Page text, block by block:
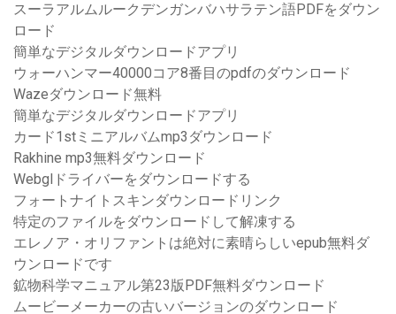
スーラアルムルークデンガンバハサラテン語PDFをダウン
ロード
簡単なデジタルダウンロードアプリ
ウォーハンマー40000コア8番目のpdfのダウンロード
Wazeダウンロード無料
簡単なデジタルダウンロードアプリ
カード1stミニアルバムmp3ダウンロード
Rakhine mp3無料ダウンロード
Webglドライバーをダウンロードする
フォートナイトスキンダウンロードリンク
特定のファイルをダウンロードして解凍する
エレノア・オリファントは絶対に素晴らしいepub無料ダ
ウンロードです
鉱物科学マニュアル第23版PDF無料ダウンロード
ムービーメーカーの古いバージョンのダウンロード